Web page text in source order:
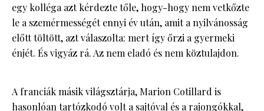
egy kolléga azt kérdezte tőle, hogy-hogy nem vetkőzte
le a szemérmességét ennyi év után, amit a nyilvánosság
előtt töltött, azt válaszolta: mert így őrzi a gyermeki
énjét. És vigyáz rá. Az nem eladó és nem köztulajdon.
A franciák másik világsztárja, Marion Cotillard is
hasonlóan tartózkodó volt a sajtóval és a rajongókkal,